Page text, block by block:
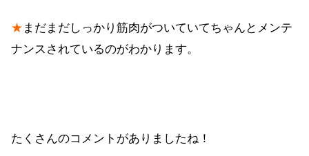
★ まだまだしっかり筋肉がついていてちゃんとメンテ
ナンスされているのがわかります。
たくさんのコメントがありましたね！